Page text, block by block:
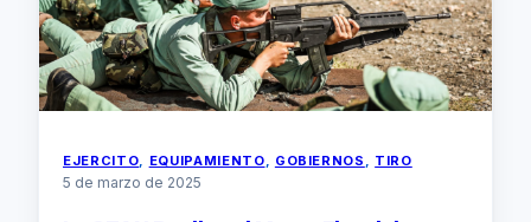
EJERCITO EQUIPAMIENTO GOBIERNOS TIRO
5 de marzo de 2025